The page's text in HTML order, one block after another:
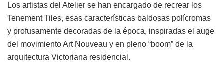
Los artistas del Atelier se han encargado de recrear los
Tenement Tiles, esas características baldosas polícromas
y profusamente decoradas de la época, inspiradas el auge
del movimiento Art Nouveau y en pleno “boom” de la
arquitectura Victoriana residencial.